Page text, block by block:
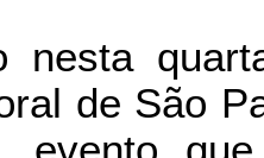
nesta
de São